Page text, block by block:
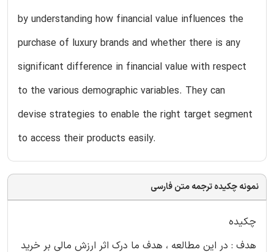
by understanding how financial value influences the
purchase of luxury brands and whether there is any
significant difference in financial value with respect
to the various demographic variables. They can
devise strategies to enable the right target segment
to access their products easily.
نمونه چکیده ترجمه متن فارسی
چکیده
هدف : در این مطالعه ، هدف ما درک اثر ارزش مالی بر خرید